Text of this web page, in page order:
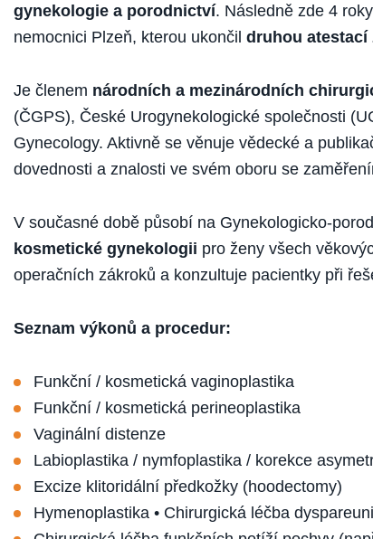
gynekologie a porodnictví. Následně zde 4
nemocnici Plzeň, kterou ukončil druhou
Je členem národních a mezinárodních
(ČGPS), České Urogynekologické společnosti
Gynecology. Aktivně se věnuje vědecké a
dovednosti a znalosti ve svém oboru se
V současné době působí na Gynekologicko-
kosmetické gynekologii pro ženy všech
operačních zákroků a konzultuje pacientky při
Seznam výkonů a procedur:
Funkční / kosmetická vaginoplastika
Funkční / kosmetická perineoplastika
Vaginální distenze
Labioplastika / nymfoplastika / korekce
Excize klitoridální předkožky (hoodectomy)
Hymenoplastika • Chirurgická léčba